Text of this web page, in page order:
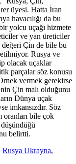
üyesi. Hatta İran
havacılığı da bu
yolcu uçağı hizmete
ve yan üreticiler
değeri Çin de bile bu
Rusya ve
olacak uçaklar
parçalar söz konusu
vermek gerekirse
Çin malı olduğunu
Dünya uçak
imkansızdır. Söz
oranları bile çok
belirtti.
Rusya Ukrayna,